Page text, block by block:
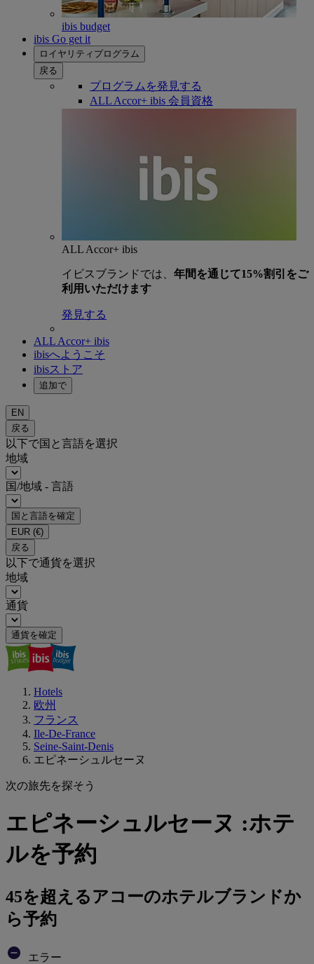
ibis budget
ibis Go get it
ロイヤリティプログラム
戻る
プログラムを発見する
ALL Accor+ ibis 会員資格
ALL Accor+ ibis
イビスブランドでは、 年間を通じて15%割引をご
利用いただけます
発見する
ALL Accor+ ibis
ibisへようこそ
ibisストア
追加で
EN
戻る
以下で国と言語を選択
地域
国/地域 - 言語
国と言語を確定
EUR (€)
戻る
以下で通貨を選択
地域
通貨
通貨を確定
Hotels
欧州
フランス
Ile-De-France
Seine-Saint-Denis
エピネーシュルセーヌ
次の旅先を探そう
エピネーシュルセーヌ :ホテ
ルを予約
45を超えるアコーのホテルブランドか
ら予約
エラー